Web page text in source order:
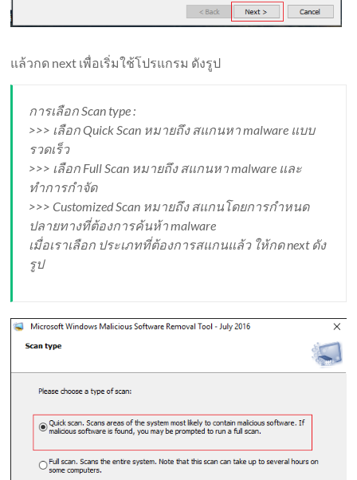
แล้วกด next เพื่อเริ่มใช้โปรแกรม ดังรูป
การเลือก Scan type :
>>> เลือก Quick Scan หมายถึง สแกนหา malware แบบ
รวดเร็ว
>>> เลือก Full Scan หมายถึง สแกนหา malware และ
ทำการกำจัด
>>> Customized Scan หมายถึง สแกนโดยการกำหนด
ปลายทางที่ต้องการค้นห้า malware
เมื่อเราเลือก ประเภทที่ต้องการสแกนแล้ว ให้กด next ดัง
รูป